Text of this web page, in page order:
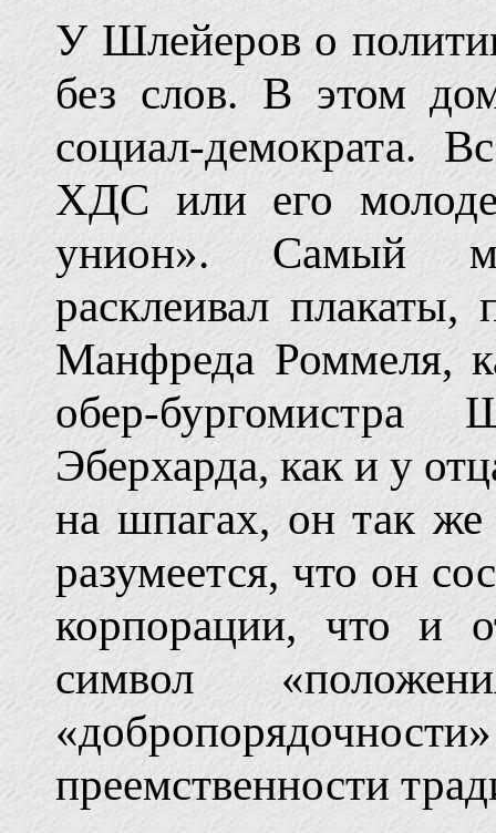
У Шлейеров о
без слов. В этом
социал-демократа.
ХДС или его
унион». Самый
расклеивал плакаты,
Манфреда Роммеля,
обер-
Эберхарда, как и у
на шпагах, он так
разумеется, что он
корпорации, что и
символ
преемственности